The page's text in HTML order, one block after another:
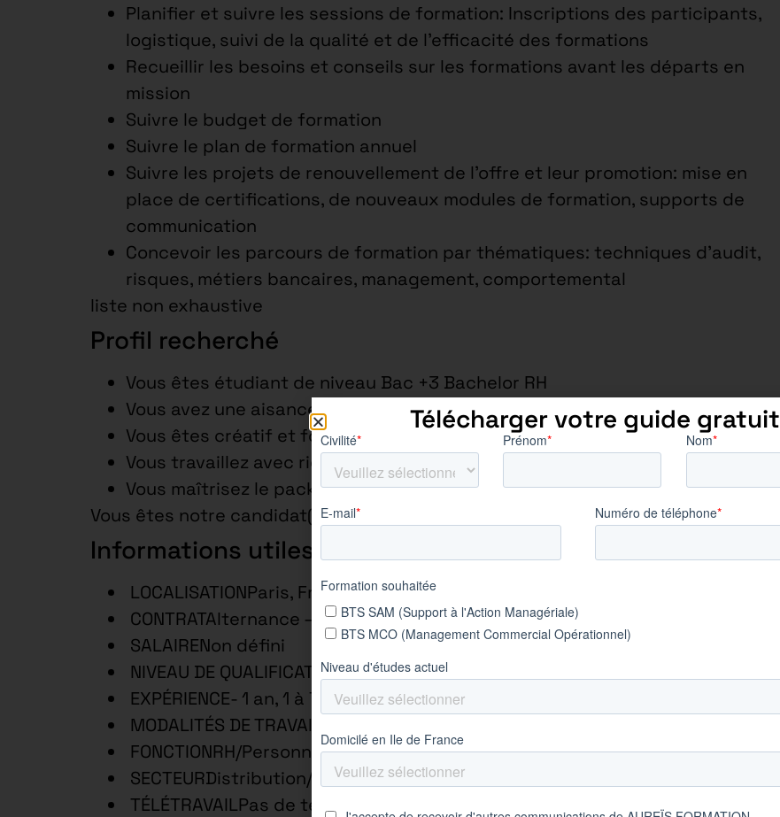
Planifier et suivre les sessions de formation: Inscriptions des participants,
logistique, suivi de la qualité et de l’efficacité des formations
Recueillir les besoins et conseils sur les formations avant les départs en
mission
Suivre le budget de formation
Suivre le plan de formation annuel
Suivre les projets de renouvellement de l’offre et leur promotion: mise en
place de certifications, de nouveaux modules de formation, supports de
communication
Concevoir les parcours de formation par thématiques: techniques d’audit,
risques, métiers bancaires, management, comportemental
liste non exhaustive
Profil recherché
Vous êtes étudiant de niveau Bac +3 Bachelor RH
Vous avez une aisance relationnelle
Vous êtes créatif et force de proposition
Vous travaillez avec rigueur et autonomie
Vous maîtrisez le pack office
Vous êtes notre candidat(e) idéal(e) !
Informations utiles
LOCALISATIONParis, France – pas de déplacement
CONTRATAlternance – 1 an
SALAIRENon défini
NIVEAU DE QUALIFICATIONTechnicien/Employé Bac +2
EXPÉRIENCE- 1 an, 1 à 7 ans
MODALITÉS DE TRAVAILTemps complet
FONCTIONRH/Personnel/Formation
SECTEURDistribution/Commerce de gros
TÉLÉTRAVAILPas de télétravail
Télécharger votre guide gratuit